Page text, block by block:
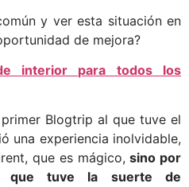
y ver esta situación en
de mejora?
interior para todos los
Blogtrip al que tuve el
una experiencia inolvidable,
que es mágico,sino por
que tuve la suerte de